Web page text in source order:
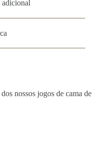
nossos jogos de cama de